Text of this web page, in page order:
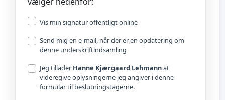
Vis min signatur offentligt online
Send mig en e-mail, når der er en opdatering om
denne underskriftindsamling
Jeg tillader Hanne Kjærgaard Lehmannat
videregive oplysningerne jeg angiver i denne
formular til beslutningstagerne.